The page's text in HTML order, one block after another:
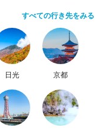
すべての行き先をみる
日光 京都